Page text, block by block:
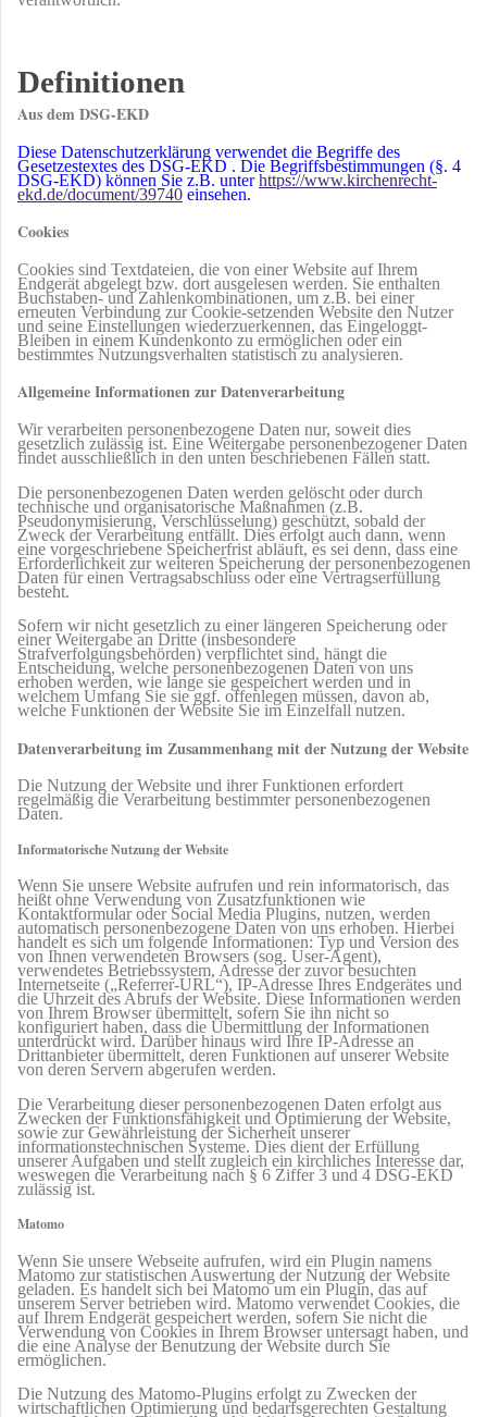
Definitionen
Aus dem DSG-EKD
Diese Datenschutzerklärung verwendet die Begriffe des
Gesetzestextes des DSG-EKD . Die Begriffsbestimmungen (§. 4
DSG-EKD) können Sie z.B. unterhttps://www.kirchenrecht-
ekd.de/document/39740 einsehen.
Cookies
Cookies sind Textdateien, die von einer Website auf Ihrem
Endgerät abgelegt bzw. dort ausgelesen werden. Sie enthalten
Buchstaben- und Zahlenkombinationen, um z.B. bei einer
erneuten Verbindung zur Cookie-setzenden Website den Nutzer
und seine Einstellungen wiederzuerkennen, das Eingeloggt-
Bleiben in einem Kundenkonto zu ermöglichen oder ein
bestimmtes Nutzungsverhalten statistisch zu analysieren.
Allgemeine Informationen zur Datenverarbeitung
Wir verarbeiten personenbezogene Daten nur, soweit dies
gesetzlich zulässig ist. Eine Weitergabe personenbezogener Daten
findet ausschließlich in den unten beschriebenen Fällen statt.
Die personenbezogenen Daten werden gelöscht oder durch
technische und organisatorische Maßnahmen (z.B.
Pseudonymisierung, Verschlüsselung) geschützt, sobald der
Zweck der Verarbeitung entfällt. Dies erfolgt auch dann, wenn
eine vorgeschriebene Speicherfrist abläuft, es sei denn, dass eine
Erforderlichkeit zur weiteren Speicherung der personenbezogenen
Daten für einen Vertragsabschluss oder eine Vertragserfüllung
besteht.
Sofern wir nicht gesetzlich zu einer längeren Speicherung oder
einer Weitergabe an Dritte (insbesondere
Strafverfolgungsbehörden) verpflichtet sind, hängt die
Entscheidung, welche personenbezogenen Daten von uns
erhoben werden, wie lange sie gespeichert werden und in
welchem Umfang Sie sie ggf. offenlegen müssen, davon ab,
welche Funktionen der Website Sie im Einzelfall nutzen.
Datenverarbeitung im Zusammenhang mit der Nutzung der Website
Die Nutzung der Website und ihrer Funktionen erfordert
regelmäßig die Verarbeitung bestimmter personenbezogenen
Daten.
Informatorische Nutzung der Website
Wenn Sie unsere Website aufrufen und rein informatorisch, das
heißt ohne Verwendung von Zusatzfunktionen wie
Kontaktformular oder Social Media Plugins, nutzen, werden
automatisch personenbezogene Daten von uns erhoben. Hierbei
handelt es sich um folgende Informationen: Typ und Version des
von Ihnen verwendeten Browsers (sog. User-Agent),
verwendetes Betriebssystem, Adresse der zuvor besuchten
Internetseite („Referrer-URL“), IP-Adresse Ihres Endgerätes und
die Uhrzeit des Abrufs der Website. Diese Informationen werden
von Ihrem Browser übermittelt, sofern Sie ihn nicht so
konfiguriert haben, dass die Übermittlung der Informationen
unterdrückt wird. Darüber hinaus wird Ihre IP-Adresse an
Drittanbieter übermittelt, deren Funktionen auf unserer Website
von deren Servern abgerufen werden.
Die Verarbeitung dieser personenbezogenen Daten erfolgt aus
Zwecken der Funktionsfähigkeit und Optimierung der Website,
sowie zur Gewährleistung der Sicherheit unserer
informationstechnischen Systeme. Dies dient der Erfüllung
unserer Aufgaben und stellt zugleich ein kirchliches Interesse dar,
weswegen die Verarbeitung nach § 6 Ziffer 3 und 4 DSG-EKD
zulässig ist.
Matomo
Wenn Sie unsere Webseite aufrufen, wird ein Plugin namens
Matomo zur statistischen Auswertung der Nutzung der Website
geladen. Es handelt sich bei Matomo um ein Plugin, das auf
unserem Server betrieben wird. Matomo verwendet Cookies, die
auf Ihrem Endgerät gespeichert werden, sofern Sie nicht die
Verwendung von Cookies in Ihrem Browser untersagt haben, und
die eine Analyse der Benutzung der Website durch Sie
ermöglichen.
Die Nutzung des Matomo-Plugins erfolgt zu Zwecken der
wirtschaftlichen Optimierung und bedarfsgerechten Gestaltung